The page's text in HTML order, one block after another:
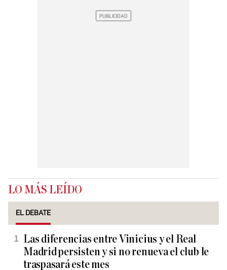
LO MÁS LEÍDO
EL DEBATE
Las diferencias entre Vinicius y el Real
Madrid persisten y si no renueva el club le
traspasará este mes